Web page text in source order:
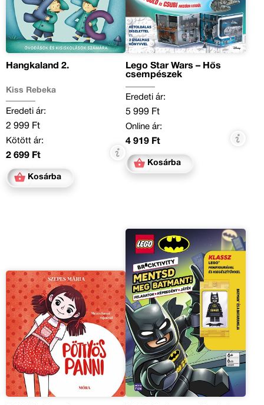
Hangkaland 2.
Kiss Rebeka
Eredeti ár:
2 999 Ft
Kötött ár:
2 699 Ft
Kosárba
Lego Star Wars – Hős
csempészek
Eredeti ár:
5 999 Ft
Online ár:
4 919 Ft
Kosárba